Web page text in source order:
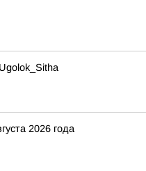
2026 года